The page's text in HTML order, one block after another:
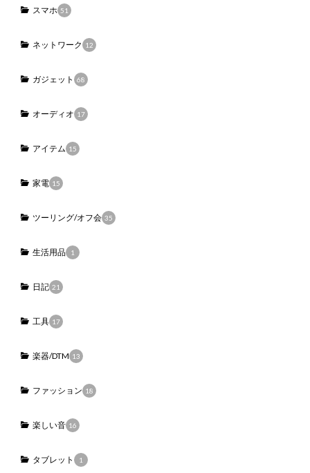
スマホ 51
ネットワーク 12
ガジェット 68
オーディオ 17
アイテム 15
家電 15
ツーリング/オフ会 35
生活用品 1
日記 21
工具 17
楽器/DTM 13
ファッション 18
楽しい音 16
タブレット 1